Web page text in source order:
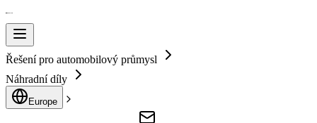
Řešení pro automobilový průmysl
Náhradní díly
Europe